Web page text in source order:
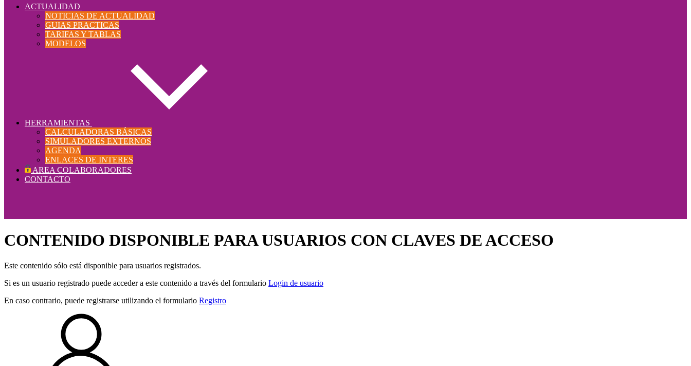
ACTUALIDAD
NOTICIAS DE ACTUALIDAD
GUIAS PRACTICAS
TARIFAS Y TABLAS
MODELOS
HERRAMIENTAS
CALCULADORAS BÁSICAS
SIMULADORES EXTERNOS
AGENDA
ENLACES DE INTERES
AREA COLABORADORES
CONTACTO
CONTENIDO DISPONIBLE PARA USUARIOS CON CLAVES DE ACCESO
Este contenido sólo está disponible para usuarios registrados.
Si es un usuario registrado puede acceder a este contenido a través del formulario Login de usuario
En caso contrario, puede registrarse utilizando el formulario Registro